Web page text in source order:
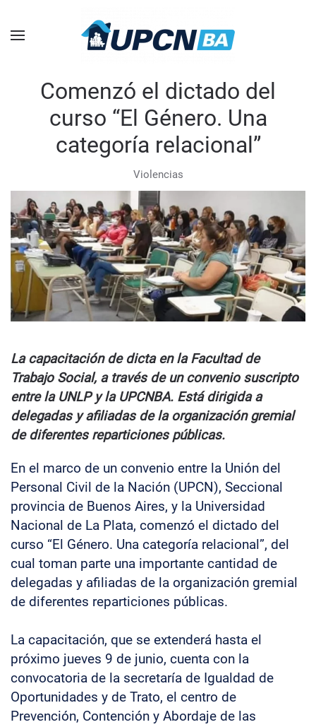
Skip to main content
Comenzó el dictado del
curso “El Género. Una
categoría relacional”
Violencias
La capacitación de dicta en la Facultad de
Trabajo Social, a través de un convenio suscripto
entre la UNLP y la UPCNBA. Está dirigida a
delegadas y afiliadas de la organización gremial
de diferentes reparticiones públicas.
En el marco de un convenio entre la Unión del
Personal Civil de la Nación (UPCN), Seccional
provincia de Buenos Aires, y la Universidad
Nacional de La Plata, comenzó el dictado del
curso “El Género. Una categoría relacional”, del
cual toman parte una importante cantidad de
delegadas y afiliadas de la organización gremial
de diferentes reparticiones públicas.
La capacitación, que se extenderá hasta el
próximo jueves 9 de junio, cuenta con la
convocatoria de la secretaría de Igualdad de
Oportunidades y de Trato, el centro de
Prevención, Contención y Abordaje de las